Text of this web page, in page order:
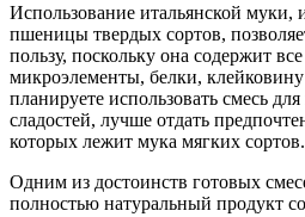
Использование итальянской муки,
пшеницы твердых сортов,
пользу, поскольку она содержит
микроэлементы, белки,
планируете использовать смесь
сладостей, лучше отдать
которых лежит мука мягких сортов.
Одним из достоинств готовых
полностью натуральный продукт